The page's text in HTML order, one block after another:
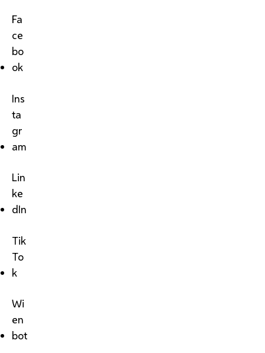
Fa
ce
bo
ok
Ins
ta
gr
am
Lin
ke
dIn
Tik
To
k
Wi
en
bot